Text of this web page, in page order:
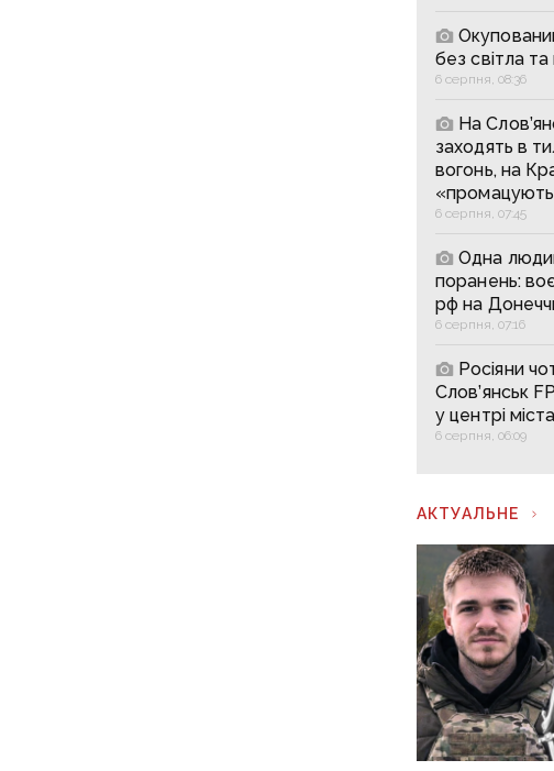
без світла та
6 серпня, 08:36
На
заходять в
вогонь, на
6 серпня, 07:45
Одна
поранень:
рф на
6 серпня, 07:16
Росіяни
Слов’янськ
у центрі міста
6 серпня, 06:09
АКТУАЛЬНЕ